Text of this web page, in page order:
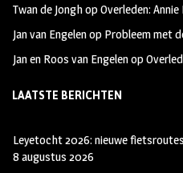
Twan de JonghopOverleden:
Jan van Engelenop Probleem met
Jan en Roos van Engelenop
LAATSTE BERICHTEN
Leyetocht 2026: nieuwe fietsroutes
8 augustus 2026